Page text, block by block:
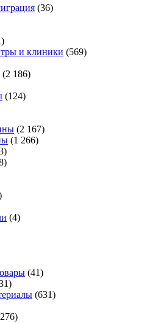
(36)
и клиники (569)
(2 186)
(124)
(2 167)
(1 266)
(4)
(41)
(631)